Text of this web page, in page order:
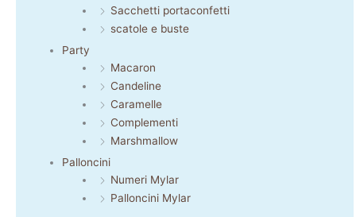
Sacchetti portaconfetti
scatole e buste
Party
Macaron
Candeline
Caramelle
Complementi
Marshmallow
Palloncini
Numeri Mylar
Palloncini Mylar